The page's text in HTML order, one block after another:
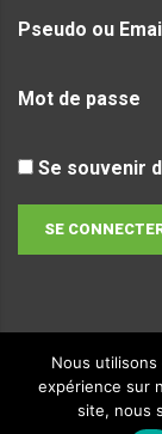
Pseudo ou
Mot de passe
Se souvenir
Copyright &
confidentialité
Nous
expérience sur
site, nous